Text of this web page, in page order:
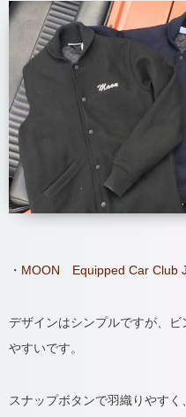
・MOON Equipped Car Club
デザインはシンプルですが、
やすいです。
スナップボタンで羽織りやす